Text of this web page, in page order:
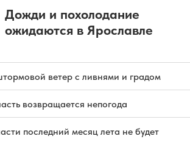
Дожди и похолодание
ожидаются в Ярославле
ветер с ливнями и градом
возвращается непогода
последний месяц лета не будет